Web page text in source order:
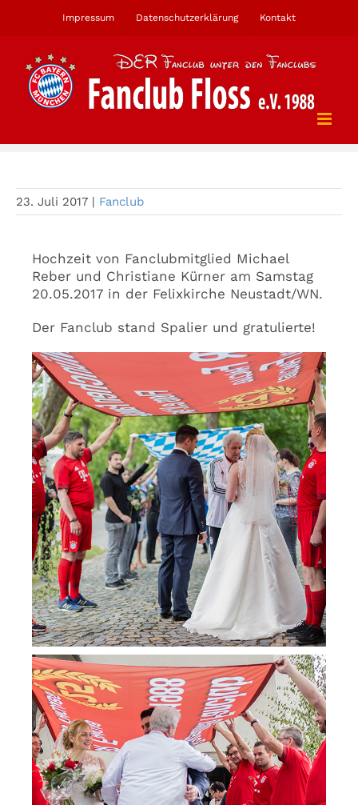
Impressum Datenschutzerklärung Kontakt
23. Juli 2017 | Fanclub
Hochzeit von Fanclubmitglied Michael
Reber und Christiane Kürner am Samstag
20.05.2017 in der Felixkirche Neustadt/WN.
Der Fanclub stand Spalier und gratulierte!